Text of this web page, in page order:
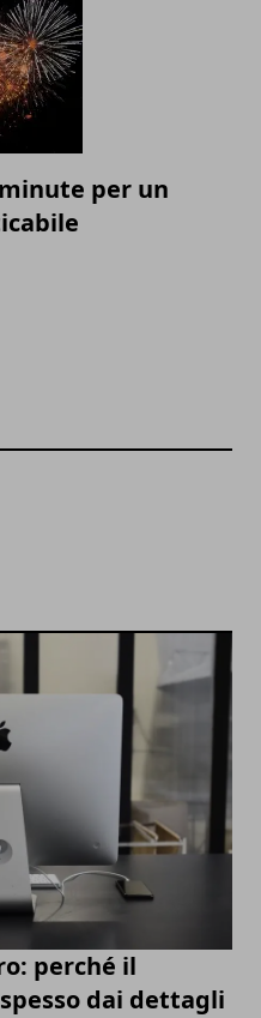
per un
perché il
dai dettagli